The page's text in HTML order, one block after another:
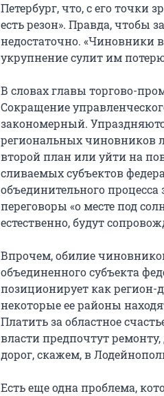
Петербург, что, с его точки
есть резон». Правда, чтобы
недостаточно. «Чиновники
укрупнение сулит им
В словах главы торгово-
Сокращение
закономерный.
региональных чиновников
второй план или уйти на
сливаемых субъектов
объединительного
переговоры «о месте под
естественно, будут
Впрочем, обилие
объединенного субъекта
позиционирует как регион-
некоторые ее районы
Платить за областное
власти предпочтут
дорог, скажем, в
Есть еще одна проблема,